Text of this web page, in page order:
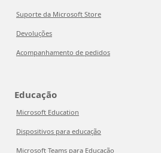
Suporte da Microsoft Store
Devoluções
Acompanhamento de pedidos
Educação
Microsoft Education
Dispositivos para educação
Microsoft Teams para Educação